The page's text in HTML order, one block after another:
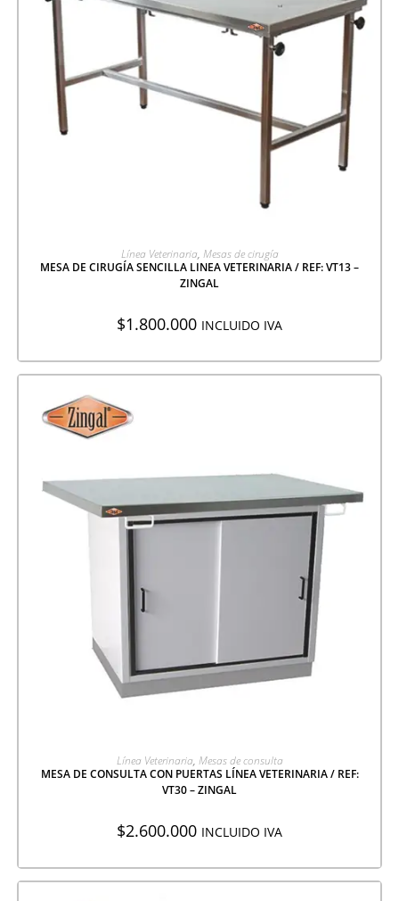
AGREGAR A COTIZACIÓN
Línea Veterinaria, Mesas de cirugía
MESA DE CIRUGÍA SENCILLA LINEA VETERINARIA / REF: VT13 –
ZINGAL
$1.800.000 INCLUIDO IVA
AGREGAR A COTIZACIÓN
Línea Veterinaria, Mesas de consulta
MESA DE CONSULTA CON PUERTAS LÍNEA VETERINARIA / REF:
VT30 – ZINGAL
$2.600.000 INCLUIDO IVA